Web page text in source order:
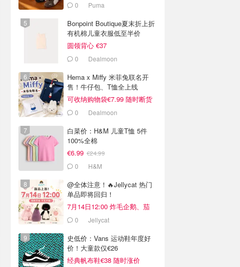
0 Puma
Bonpoint Boutique夏末折上折
有机棉儿童衣服低至半价
圆领背心 €37
0 Dealmoon
Hema x Miffy 米菲兔联名开
售！牛仔包、T恤全上线
可收纳购物袋€7.99 随时断货
0 Dealmoon
白菜价：H&M 儿童T恤 5件
100%全棉
€6.99 €24.99
0 H&M
@全体注意！🔥Jellycat 热门
单品即将回归！
7月14日12:00 炸毛企鹅、茄
总！0 Jellycat
史低价：Vans 运动鞋年度好
价！大童款仅€26
经典帆布鞋€38 随时涨价